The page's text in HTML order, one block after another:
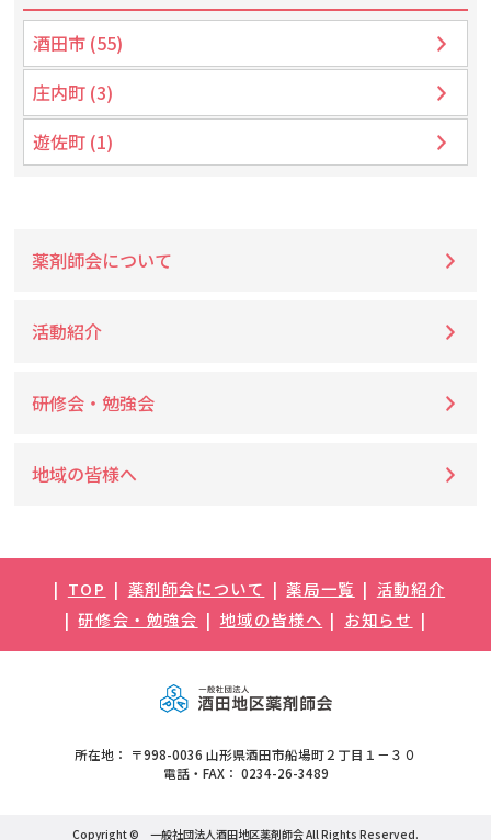
酒田市 (55)
庄内町 (3)
遊佐町 (1)
薬剤師会について
活動紹介
研修会・勉強会
地域の皆様へ
TOP 薬剤師会について 薬局一覧
活動紹介
研修会・勉強会
地域の皆様へ お知らせ
所在地： 〒998-0036 山形県酒田市船場町２丁目１－３０
電話・FAX： 0234-26-3489
Copyright © 一般社団法人酒田地区薬剤師会All Rights Reserved.